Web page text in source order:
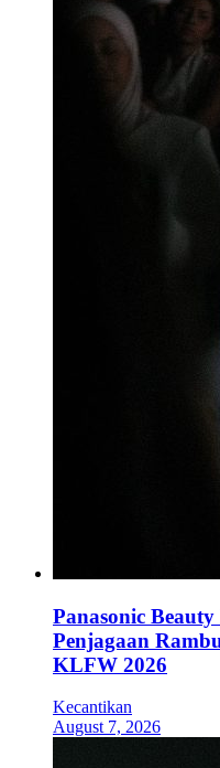
Panasonic
Penjagaan
KLFW 2026
Kecantikan
August 7, 2026